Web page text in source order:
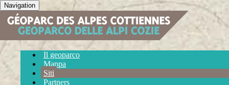
Navigation
Il geoparco
Mappa
Siti
Partners